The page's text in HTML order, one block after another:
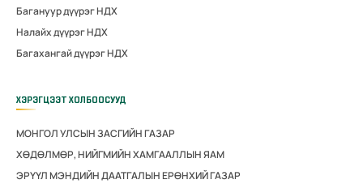
Багануур дүүрэг НДХ
Налайх дүүрэг НДХ
Багахангай дүүрэг НДХ
ХЭРЭГЦЭЭТ ХОЛБООСУУД
МОНГОЛ УЛСЫН ЗАСГИЙН ГАЗАР
ХӨДӨЛМӨР, НИЙГМИЙН ХАМГААЛЛЫН ЯАМ
ЭРҮҮЛ МЭНДИЙН ДААТГАЛЫН ЕРӨНХИЙ ГАЗАР